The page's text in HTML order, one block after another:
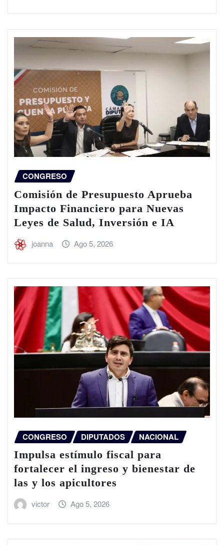
CONGRESO
Comisión de Presupuesto Aprueba
Impacto Financiero para Nuevas
Leyes de Salud, Inversión e IA
joanna Ago 5, 2026
CONGRESO DIPUTADOS NACIONAL
Impulsa estímulo fiscal para
fortalecer el ingreso y bienestar de
las y los apicultores
victor Ago 5, 2026